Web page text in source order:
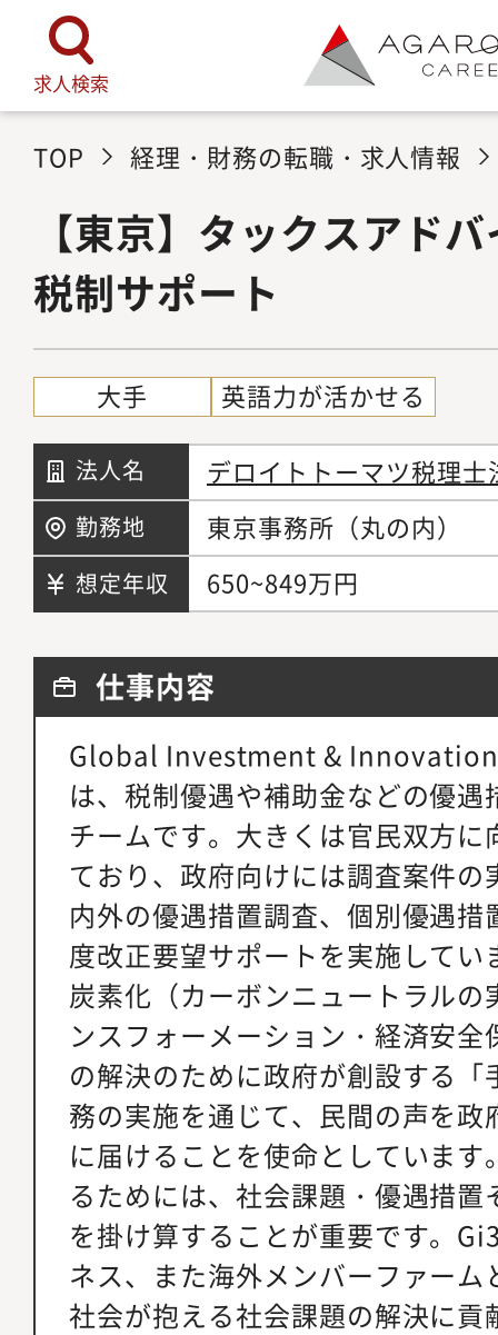
求人検索
TOP 経理・財務の転職・求人情報
【東京】タックスアド
税制サポート
大手 英語力が活かせる
法人名 デロイトトーマツ税理士
勤務地 東京事務所（丸の内）
想定年収 650~849万円
仕事内容
Global Investment &
は、税制優遇や補助金などの優
チームです。大きくは官民双方
ており、政府向けには調査案件
内外の優遇措置調査、個別優遇
度改正要望サポートを実施して
炭素化（カーボンニュートラル
ンスフォーメーション・経済安
の解決のために政府が創設する
務の実施を通じて、民間の声を
に届けることを使命としていま
るためには、社会課題・優遇措
を掛け算することが重要です。
ネス、また海外メンバーファー
社会が抱える社会課題の解決に貢